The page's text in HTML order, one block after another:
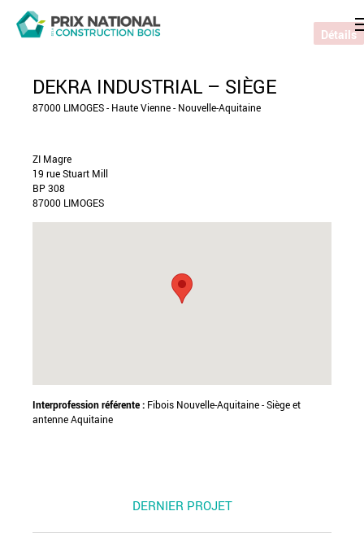
DEKRA INDUSTRIAL – SIÈGE
87000 LIMOGES - Haute Vienne - Nouvelle-Aquitaine
ZI Magre
19 rue Stuart Mill
BP 308
87000 LIMOGES
Interprofession référente : Fibois Nouvelle-Aquitaine - Siège et
antenne Aquitaine
DERNIER PROJET
Détails